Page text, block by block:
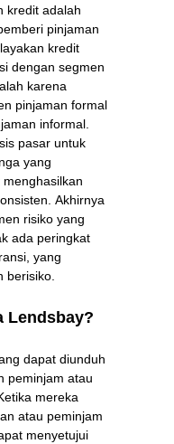
kredit adalah
pinjaman
kredit
dengan segmen
karena
pinjaman formal
informal.
pasar untuk
yang
Akhirnya
risiko yang
ada peringkat
yang
berisiko.
Lendsbay?
dapat diunduh
peminjam atau
mereka
atau peminjam
menyetujui